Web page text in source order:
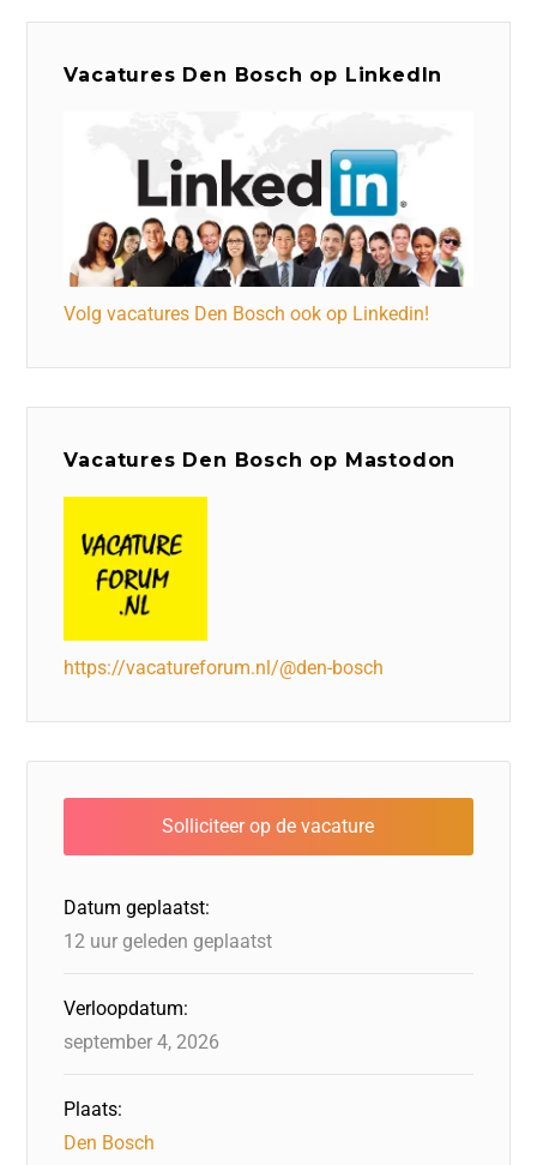
Vacatures Den Bosch op LinkedIn
Volg vacatures Den Bosch ook op Linkedin!
Vacatures Den Bosch op Mastodon
https://vacatureforum.nl/@den-bosch
Datum geplaatst:
12 uur geleden geplaatst
Verloopdatum:
september 4, 2026
Plaats:
Den Bosch